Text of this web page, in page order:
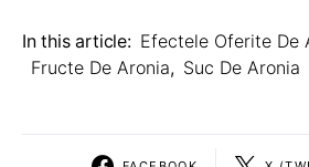
In this article: Efectele Oferite De
Fructe De Aronia, Suc De Aronia